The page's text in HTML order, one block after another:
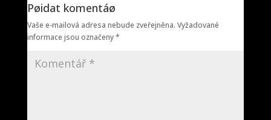
Pøidat komentáø
Vaše e-mailová adresa nebude zveřejněna. Vyžadované
informace jsou označeny*